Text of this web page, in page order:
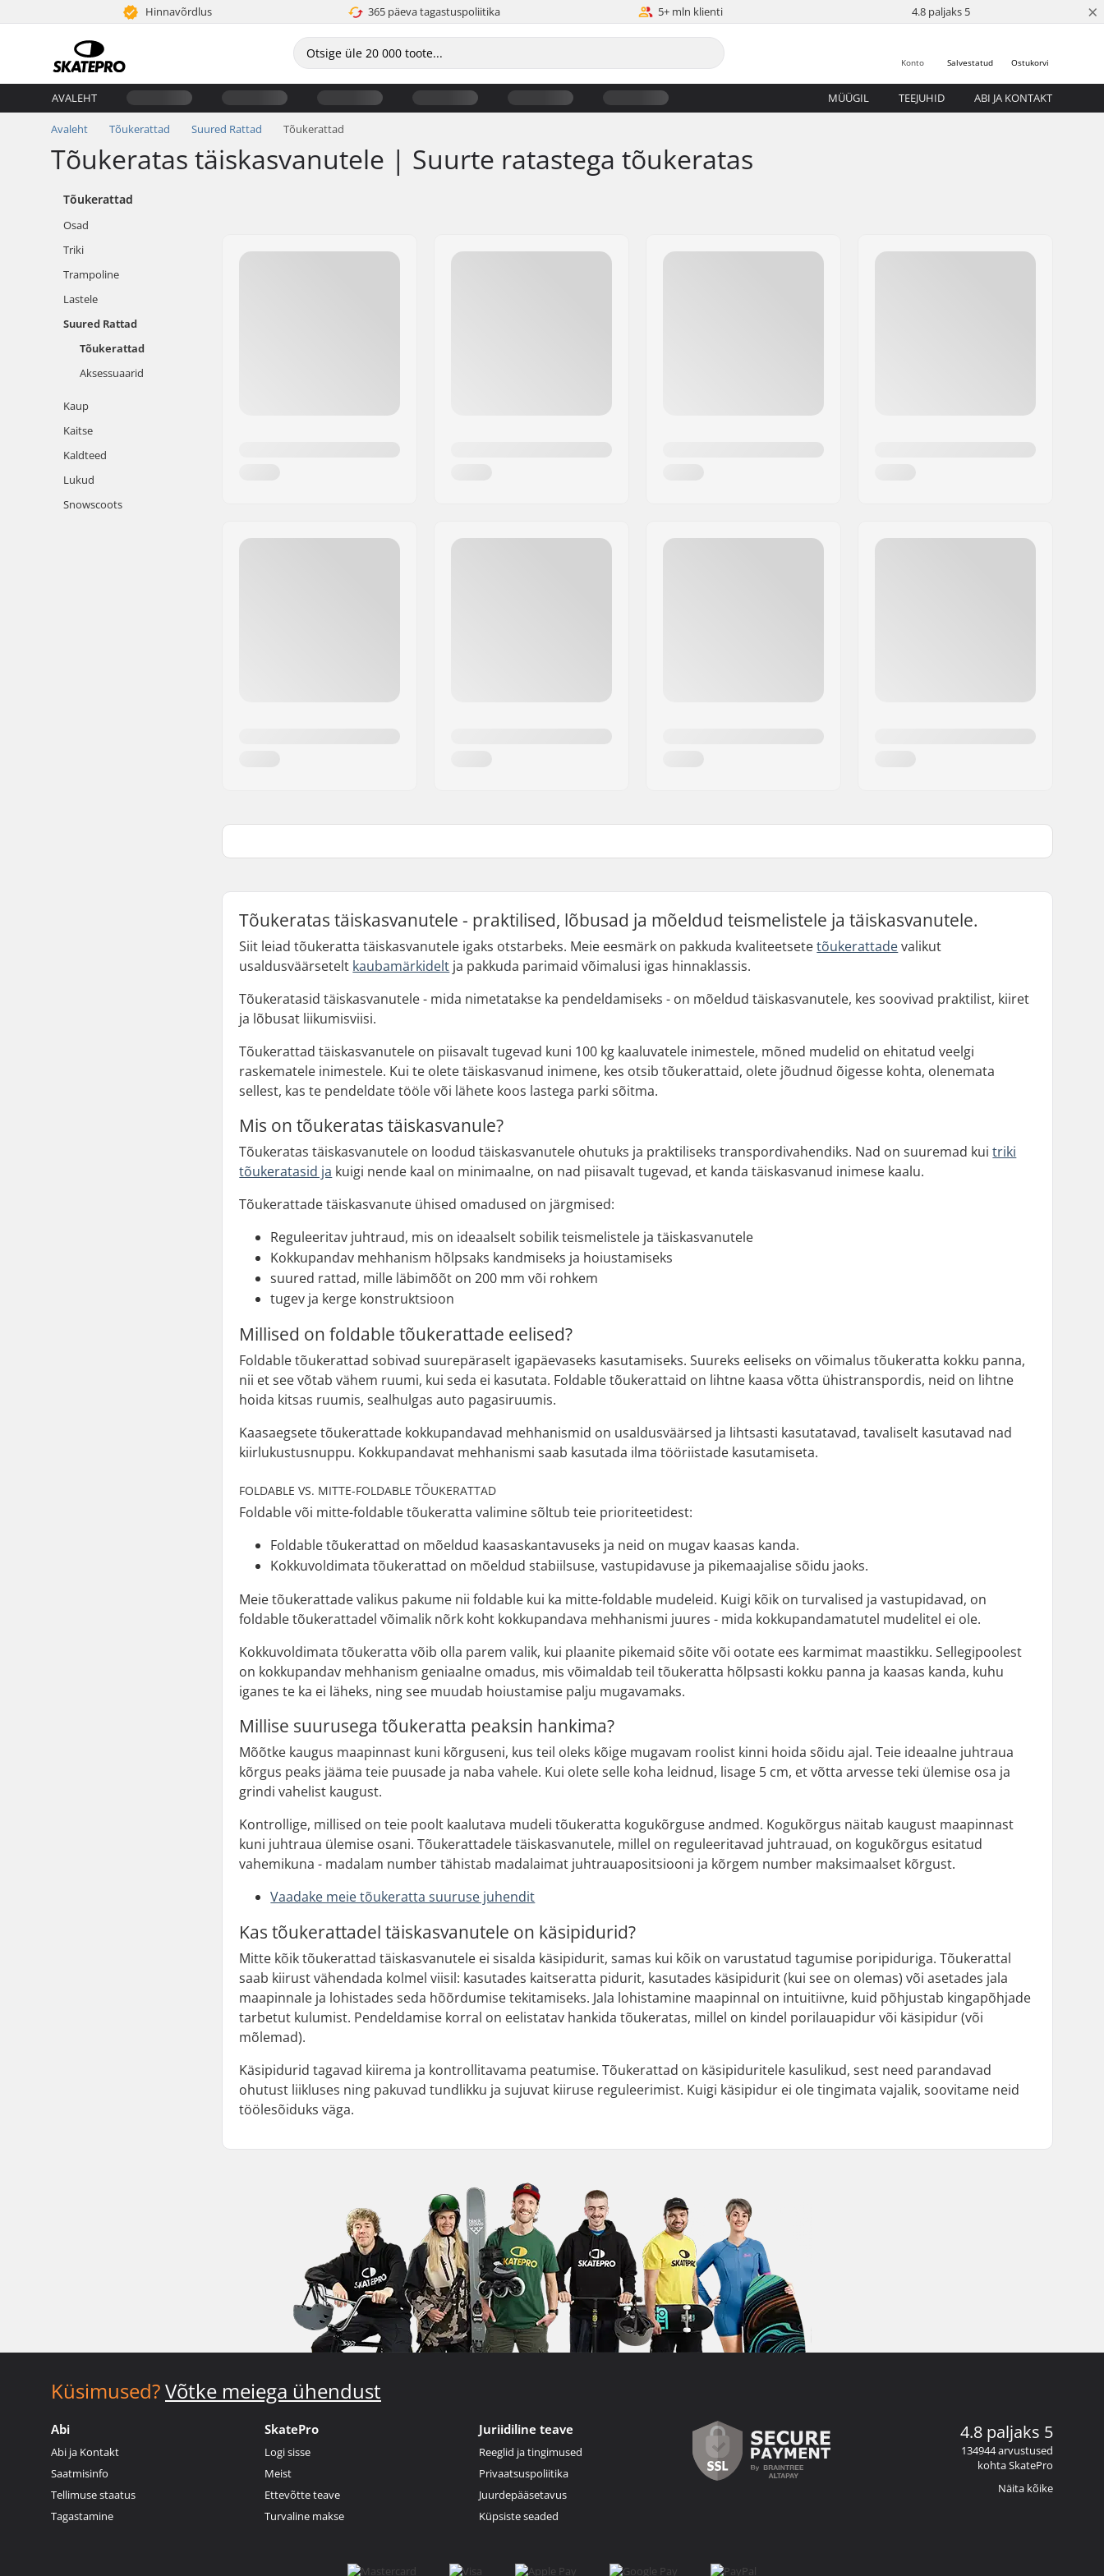
Hinnavõrdlus 365 päeva tagastuspoliitika 5+ mln klienti 4.8 paljaks 5 ×
Ostukorvi
Salvestatud
Konto
AVALEHT MÜÜGIL TEEJUHID ABI JA KONTAKT
Avaleht Tõukerattad Suured Rattad Tõukerattad
Tõukeratas täiskasvanutele | Suurte ratastega tõukeratas
Tõukerattad
Osad
Triki
Trampoline
Lastele
Suured Rattad
Tõukerattad
Aksessuaarid
Kaup
Kaitse
Kaldteed
Lukud
Snowscoots
Tõukeratas täiskasvanutele - praktilised, lõbusad ja mõeldud teismelistele ja täiskasvanutele.
Siit leiad tõukeratta täiskasvanutele igaks otstarbeks. Meie eesmärk on pakkuda kvaliteetsetetõukerattadevalikut
usaldusväärsetelt kaubamärkidelt ja pakkuda parimaid võimalusi igas hinnaklassis.
Tõukeratasid täiskasvanutele - mida nimetatakse ka pendeldamiseks - on mõeldud täiskasvanutele, kes soovivad praktilist, kiiret
ja lõbusat liikumisviisi.
Tõukerattad täiskasvanutele on piisavalt tugevad kuni 100 kg kaaluvatele inimestele, mõned mudelid on ehitatud veelgi
raskematele inimestele. Kui te olete täiskasvanud inimene, kes otsib tõukerattaid, olete jõudnud õigesse kohta, olenemata
sellest, kas te pendeldate tööle või lähete koos lastega parki sõitma.
Mis on tõukeratas täiskasvanule?
Tõukeratas täiskasvanutele on loodud täiskasvanutele ohutuks ja praktiliseks transpordivahendiks. Nad on suuremad kuitriki
tõukeratasid ja kuigi nende kaal on minimaalne, on nad piisavalt tugevad, et kanda täiskasvanud inimese kaalu.
Tõukerattade täiskasvanute ühised omadused on järgmised:
Reguleeritav juhtraud, mis on ideaalselt sobilik teismelistele ja täiskasvanutele
Kokkupandav mehhanism hõlpsaks kandmiseks ja hoiustamiseks
suured rattad, mille läbimõõt on 200 mm või rohkem
tugev ja kerge konstruktsioon
Millised on foldable tõukerattade eelised?
Foldable tõukerattad sobivad suurepäraselt igapäevaseks kasutamiseks. Suureks eeliseks on võimalus tõukeratta kokku panna,
nii et see võtab vähem ruumi, kui seda ei kasutata. Foldable tõukerattaid on lihtne kaasa võtta ühistranspordis, neid on lihtne
hoida kitsas ruumis, sealhulgas auto pagasiruumis.
Kaasaegsete tõukerattade kokkupandavad mehhanismid on usaldusväärsed ja lihtsasti kasutatavad, tavaliselt kasutavad nad
kiirlukustusnuppu. Kokkupandavat mehhanismi saab kasutada ilma tööriistade kasutamiseta.
FOLDABLE VS. MITTE-FOLDABLE TÕUKERATTAD
Foldable või mitte-foldable tõukeratta valimine sõltub teie prioriteetidest:
Foldable tõukerattad on mõeldud kaasaskantavuseks ja neid on mugav kaasas kanda.
Kokkuvoldimata tõukerattad on mõeldud stabiilsuse, vastupidavuse ja pikemaajalise sõidu jaoks.
Meie tõukerattade valikus pakume nii foldable kui ka mitte-foldable mudeleid. Kuigi kõik on turvalised ja vastupidavad, on
foldable tõukerattadel võimalik nõrk koht kokkupandava mehhanismi juures - mida kokkupandamatutel mudelitel ei ole.
Kokkuvoldimata tõukeratta võib olla parem valik, kui plaanite pikemaid sõite või ootate ees karmimat maastikku. Sellegipoolest
on kokkupandav mehhanism geniaalne omadus, mis võimaldab teil tõukeratta hõlpsasti kokku panna ja kaasas kanda, kuhu
iganes te ka ei läheks, ning see muudab hoiustamise palju mugavamaks.
Millise suurusega tõukeratta peaksin hankima?
Mõõtke kaugus maapinnast kuni kõrguseni, kus teil oleks kõige mugavam roolist kinni hoida sõidu ajal. Teie ideaalne juhtraua
kõrgus peaks jääma teie puusade ja naba vahele. Kui olete selle koha leidnud, lisage 5 cm, et võtta arvesse teki ülemise osa ja
grindi vahelist kaugust.
Kontrollige, millised on teie poolt kaalutava mudeli tõukeratta kogukõrguse andmed. Kogukõrgus näitab kaugust maapinnast
kuni juhtraua ülemise osani. Tõukerattadele täiskasvanutele, millel on reguleeritavad juhtrauad, on kogukõrgus esitatud
vahemikuna - madalam number tähistab madalaimat juhtrauapositsiooni ja kõrgem number maksimaalset kõrgust.
Vaadake meie tõukeratta suuruse juhendit
Kas tõukerattadel täiskasvanutele on käsipidurid?
Mitte kõik tõukerattad täiskasvanutele ei sisalda käsipidurit, samas kui kõik on varustatud tagumise poripiduriga. Tõukerattal
saab kiirust vähendada kolmel viisil: kasutades kaitseratta pidurit, kasutades käsipidurit (kui see on olemas) või asetades jala
maapinnale ja lohistades seda hõõrdumise tekitamiseks. Jala lohistamine maapinnal on intuitiivne, kuid põhjustab kingapõhjade
tarbetut kulumist. Pendeldamise korral on eelistatav hankida tõukeratas, millel on kindel porilauapidur või käsipidur (või
mõlemad).
Käsipidurid tagavad kiirema ja kontrollitavama peatumise. Tõukerattad on käsipiduritele kasulikud, sest need parandavad
ohutust liikluses ning pakuvad tundlikku ja sujuvat kiiruse reguleerimist. Kuigi käsipidur ei ole tingimata vajalik, soovitame neid
töölesõiduks väga.
Küsimused?Võtke meiega ühendust
Abi
Abi ja Kontakt
Saatmisinfo
Tellimuse staatus
Tagastamine
SkatePro
Logi sisse
Meist
Ettevõtte teave
Turvaline makse
Juriidiline teave
Reeglid ja tingimused
Privaatsuspoliitika
Juurdepääsetavus
Küpsiste seaded
4.8 paljaks 5
134944 arvustused
kohta SkatePro
Näita kõike